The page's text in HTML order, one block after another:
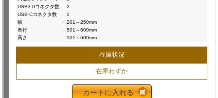
USB3.0コネクタ数 :
2
USB-Cコネクタ数
:
1
幅
:
201～250mm
奥行
:
501～600mm
高さ
: 501～600mm
在庫状況
在庫わずか
カートに入れる